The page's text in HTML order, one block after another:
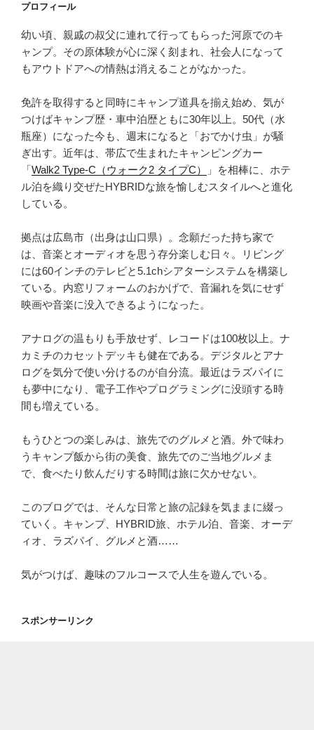
か
き
の
き
の
プロフィール
幼い頃、親戚の叔父に連れて行ってもらった河原でのキ
ャンプ。その原体験が心に深く刻まれ、社会人になって
もアウトドアへの情熱は消えることがなかった。
免許を取得すると同時にキャンプ道具を揃え始め、気が
つけばキャンプ歴・車中泊歴ともに30年以上。50代（水
瓶座）になった今も、週末になると「おでかけ虫」が騒
ぎ出す。近年は、帯広で生まれたキャンピングカー
「Walk2 Type‑C（ウォーク2 タイプC）
」を相棒に、ホテ
ル泊を織り交ぜたHYBRIDな旅を愉しむスタイルへと進化
している。
拠点は広島市（出身は山口県）。念願だった持ち家で
は、音楽とオーディオを思う存分楽しむ日々。リビング
には60インチのテレビと5.1chシアターシステムを構築し
ている。内窓リフォームのおかげで、音漏れを気にせず
映画や音楽に没入できるようになった。
アナログの温もりも手放せず、レコードは100枚以上。ナ
カミチのカセットデッキも健在である。デジタルとアナ
ログを気分で使い分けるのが自分流。最近はラズパイに
も夢中になり、電子工作やプログラミングに没頭する時
間も増えている。
もうひとつの楽しみは、旅先でのグルメと酒。外で味わ
うキャンプ飯から街の美食、旅先でのご当地グルメま
で、食べたり飲んだりする時間は旅に欠かせない。
このブログでは、そんな日常と旅の記録を気ままに綴っ
ていく。キャンプ、HYBRID旅、ホテル泊、音楽、オーデ
ィオ、ラズパイ、グルメと酒……
気がつけば、趣味のフルコースで人生を遊んでいる。
スポンサーリンク